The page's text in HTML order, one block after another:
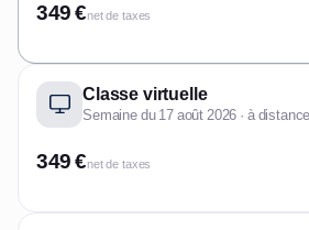
349 €net de taxes
Classe virtuelle
Semaine du 17 août 2026 · à
349 €net de taxes